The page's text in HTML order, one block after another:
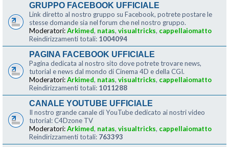
GRUPPO FACEBOOK UFFICIALE
Link diretto al nostro gruppo su Facebook, potrete postare le
stesse domande sia nel forum che nel nostro gruppo.
Moderatori:Arkimed, natas, visualtricks, cappellaiomatto
Reindirizzamenti totali: 1004094
PAGINA FACEBOOK UFFICIALE
Pagina dedicata al nostro sito dove potrete trovare news,
tutorial e news dal mondo di Cinema 4D e della CGI.
Moderatori:Arkimed, natas, visualtricks, cappellaiomatto
Reindirizzamenti totali: 1011288
CANALE YOUTUBE UFFICIALE
Il nostro grande canale di YouTube dedicato ai nostri video
tutorial: C4Dzone TV
Moderatori:Arkimed, natas, visualtricks, cappellaiomatto
Reindirizzamenti totali: 763393